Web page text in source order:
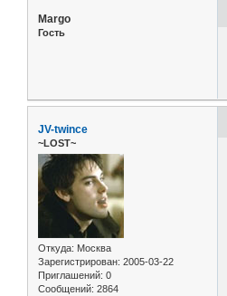
Margo
Гость
JV-twince
~LOST~
Откуда: Москва
Зарегистрирован: 2005-03-22
Приглашений: 0
Сообщений: 2864